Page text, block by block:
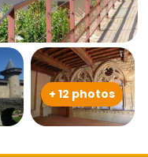
+ 12 photos